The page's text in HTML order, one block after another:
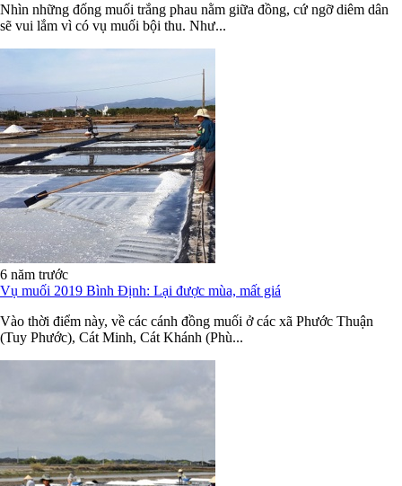
Nhìn những đống muối trắng phau nằm giữa đồng, cứ ngỡ diêm dân
sẽ vui lắm vì có vụ muối bội thu. Như...
6 năm trước
Vụ muối 2019 Bình Định: Lại được mùa, mất giá
Vào thời điểm này, về các cánh đồng muối ở các xã Phước Thuận
(Tuy Phước), Cát Minh, Cát Khánh (Phù...